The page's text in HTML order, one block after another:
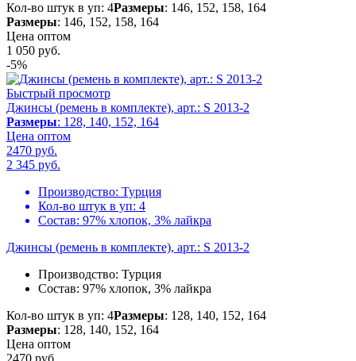
Кол-во штук в уп: 4Размеры: 146, 152, 158, 164
Размеры: 146, 152, 158, 164
Цена оптом
1 050 руб.
-5%
Быстрый просмотр
Джинсы (ремень в комплекте), арт.: S 2013-2
Размеры: 128, 140, 152, 164
Цена оптом
2470 руб.
2 345 руб.
Производство: Турция
Кол-во штук в уп: 4
Состав: 97% хлопок, 3% лайкра
Джинсы (ремень в комплекте), арт.: S 2013-2
Производство: Турция
Состав: 97% хлопок, 3% лайкра
Кол-во штук в уп: 4Размеры: 128, 140, 152, 164
Размеры: 128, 140, 152, 164
Цена оптом